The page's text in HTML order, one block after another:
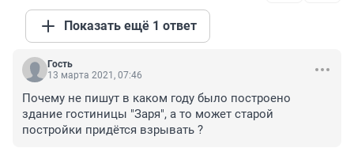
Показать ещё 1 ответ
Гость
13 марта 2021, 07:46
Почему не пишут в каком году было построено
здание гостиницы "Заря", а то может старой
постройки придётся взрывать ?